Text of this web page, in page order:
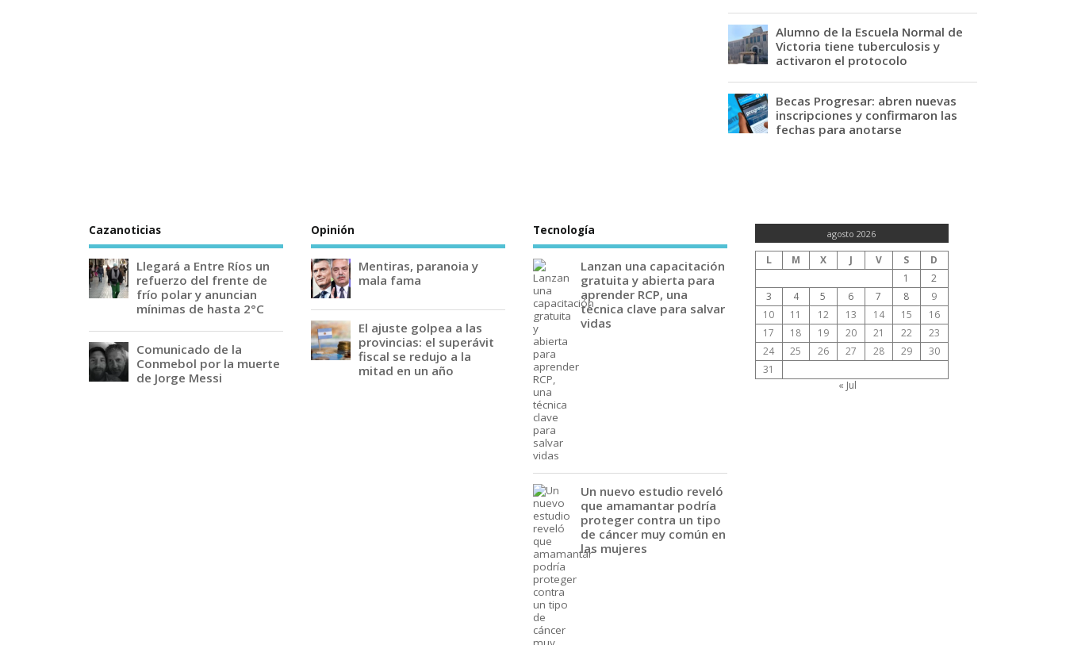
Alumno de la Escuela Normal de
Victoria tiene tuberculosis y
activaron el protocolo
Becas Progresar: abren nuevas
inscripciones y confirmaron las
fechas para anotarse
Cazanoticias
Llegará a Entre Ríos un
refuerzo del frente de
frío polar y anuncian
mínimas de hasta 2°C
Comunicado de la
Conmebol por la muerte
de Jorge Messi
Opinión
Mentiras, paranoia y
mala fama
El ajuste golpea a las
provincias: el superávit
fiscal se redujo a la
mitad en un año
Tecnología
Lanzan una capacitación
gratuita y abierta para
aprender RCP, una
técnica clave para salvar
vidas
Un nuevo estudio reveló
que amamantar podría
proteger contra un tipo
de cáncer muy común en
las mujeres
agosto 2026
L M X J V S
D
1
2
3
4 5 6 7 8
9
10
11 12 13 14 15
16
17
18 19 20 21 22
23
24
25 26 27 28 29
30
31
« Jul